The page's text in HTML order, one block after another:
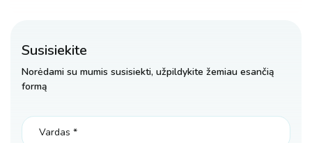
Susisiekite
Norėdami su mumis susisiekti, užpildykite žemiau esančią
formą